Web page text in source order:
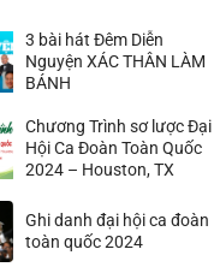
3 bài hát Đêm Diễn
Nguyện XÁC THÂN LÀM
BÁNH
Chương Trình sơ lược Đại
Hội Ca Đoàn Toàn Quốc
2024 – Houston, TX
Ghi danh đại hội ca đoàn
toàn quốc 2024